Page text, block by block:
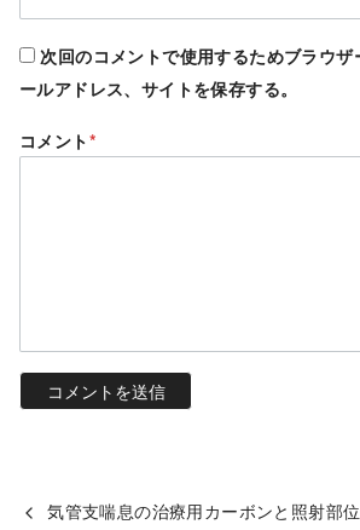
次回のコメントで使用するためブラウザ
ールアドレス、サイトを保存する。
コメント*
気管支喘息の治療用カーボンと照射部位